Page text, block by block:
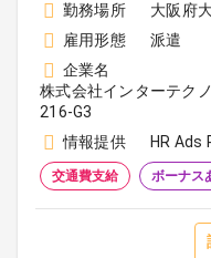
勤務場所
大阪府
雇用形態
派遣
企業名
株式会社インターテク
216-G3
情報提供
HR
交通費支給 ボーナス